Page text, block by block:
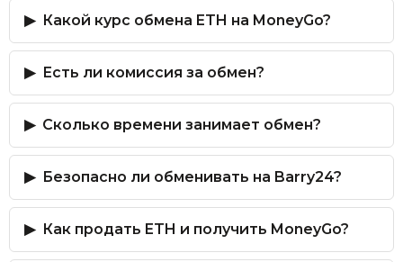
Какой курс обмена ETH на MoneyGo?
Есть ли комиссия за обмен?
Сколько времени занимает обмен?
Безопасно ли обменивать на Barry24?
Как продать ETH и получить MoneyGo?